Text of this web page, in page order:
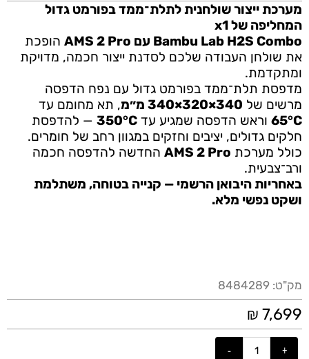
מערכת ייצור שולחנית לתלת־ממד בפורמט גדול
המחליפה של x1
Bambu Lab H2S Combo עם AMS 2 Pro
הופכת
את שולחן העבודה שלכם לסדנת ייצור חכמה, מדויקת
ומתקדמת.
מדפסת תלת־ממד בפורמט גדול עם נפח הדפסה
מרשים של 340×320×340 מ״מ
, תא מחומם עד
65°C וראש הדפסה שמגיע עד 350°C — להדפסת
חלקים גדולים, יציבים וחזקים במגוון רחב של חומרים.
כולל מערכת AMS 2 Pro החדשה להדפסה חכמה
ורב־צבעית.
באחריות היבואן הרשמי — קנייה בטוחה, משתלמת
ושקט נפשי מלא.
מק"ט: 8484289
₪ 7,699